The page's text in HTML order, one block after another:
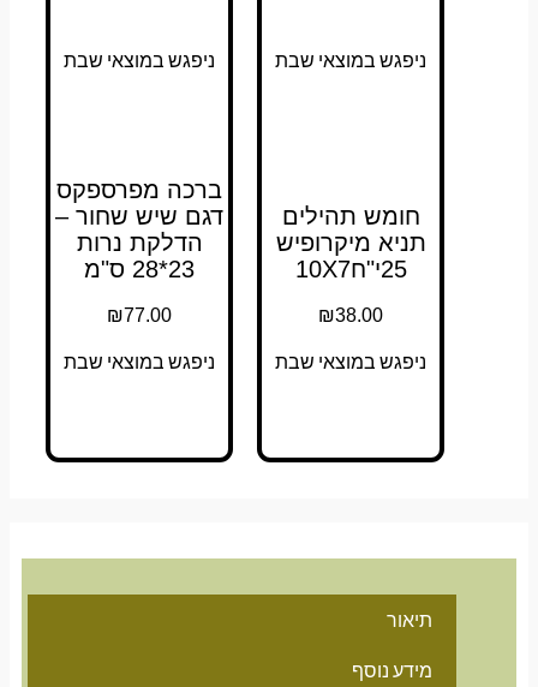
ניפגש במוצאי שבת
חומש תהילים
תניא מיקרופיש
25י"ח10X7
₪38.00
ניפגש במוצאי שבת
ניפגש במוצאי שבת
ברכה מפרספקס
דגם שיש שחור –
הדלקת נרות
23*28 ס"מ
₪77.00
ניפגש במוצאי שבת
תיאור
מידע נוסף